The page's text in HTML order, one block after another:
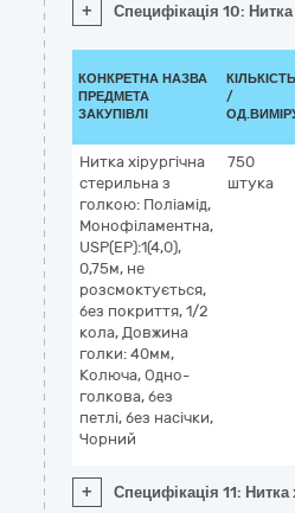
+ Специфікація 10:
КОНКРЕТНА НАЗВА
ПРЕДМЕТА
ЗАКУПІВЛІ
КІЛЬКІСТЬ
/
Нитка хірургічна
стерильна з
голкою: Поліамід,
Монофіламентна,
USP(EP):1(4,0),
0,75м, не
розсмоктується,
без покриття, 1/2
кола, Довжина
голки: 40мм,
Колюча, Одно-
голкова, без
петлі, без насічки,
Чорний
750
штука
+ Специфікація 11: